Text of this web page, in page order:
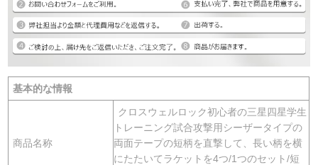
基本的な情報
商品名称
クロスウェルロック初心者の三星四星学生
トレーニング試合攻撃用シーザータイプの
両面テープの短柄を直撃して、長い柄を横
にたたいてラケットを4つ/1つのセット/短